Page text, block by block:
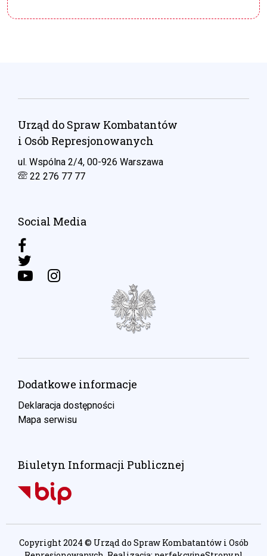
Urząd do Spraw Kombatantów
i Osób Represjonowanych
ul. Wspólna 2/4, 00-926 Warszawa
22 276 77 77
Social Media
Dodatkowe informacje
Deklaracja dostępności
Mapa serwisu
Biuletyn Informacji Publicznej
Copyright 2024 © Urząd do Spraw Kombatantów i Osób